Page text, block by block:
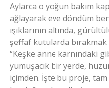
Aylarca o yoğun bakım
ağlayarak eve döndüm
ışıklarının altında,
şeffaf kutularda bırakmak
“Keşke anne karnındaki
yumuşacık bir yerde,
içimden. İşte bu proje, tam